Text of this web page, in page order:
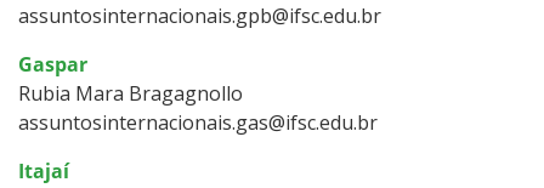
assuntosinternacionais.gpb@ifsc.edu.br
Gaspar
Rubia Mara Bragagnollo
assuntosinternacionais.gas@ifsc.edu.br
Itajaí